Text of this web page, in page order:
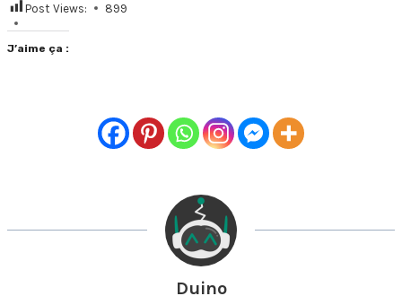
Post Views: 899
J’aime ça :
Duino